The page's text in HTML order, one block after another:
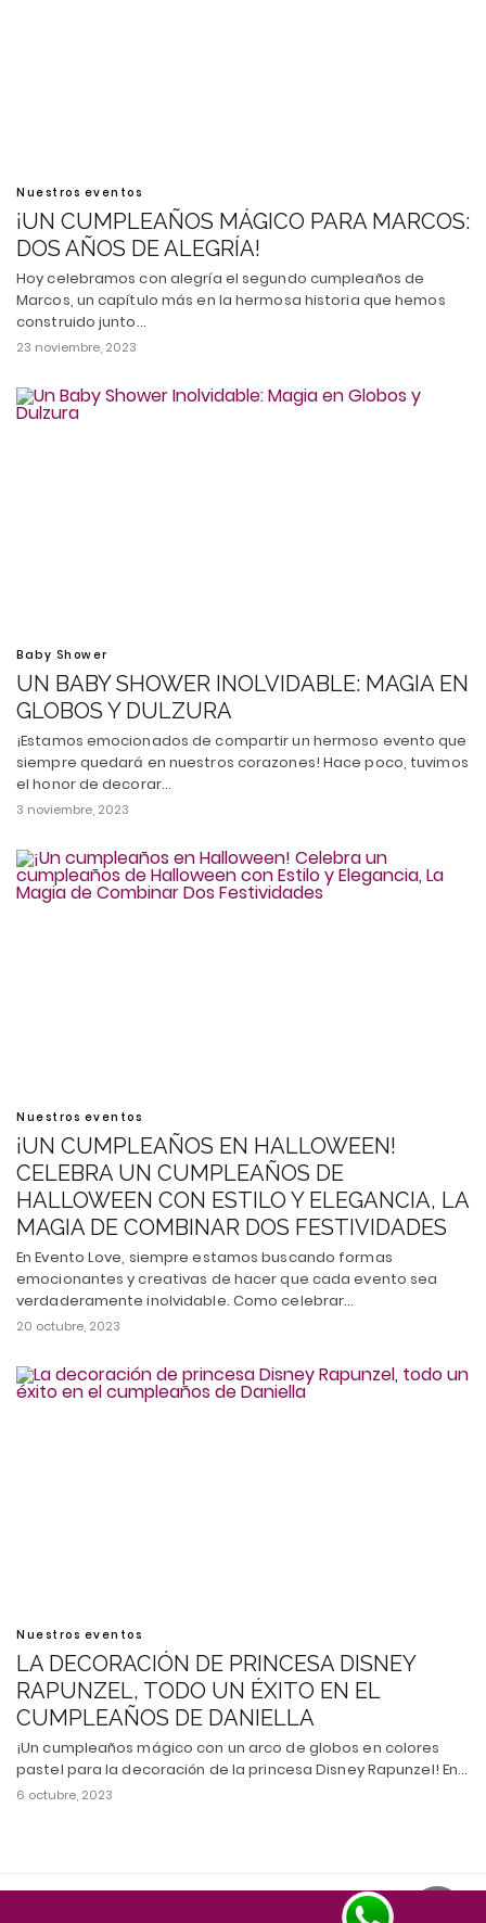
Nuestros eventos
¡UN CUMPLEAÑOS MÁGICO PARA MARCOS:
DOS AÑOS DE ALEGRÍA!
Hoy celebramos con alegría el segundo cumpleaños de
Marcos, un capítulo más en la hermosa historia que hemos
construido junto…
23 noviembre, 2023
Baby Shower
UN BABY SHOWER INOLVIDABLE: MAGIA EN
GLOBOS Y DULZURA
¡Estamos emocionados de compartir un hermoso evento que
siempre quedará en nuestros corazones! Hace poco, tuvimos
el honor de decorar…
3 noviembre, 2023
Nuestros eventos
¡UN CUMPLEAÑOS EN HALLOWEEN!
CELEBRA UN CUMPLEAÑOS DE
HALLOWEEN CON ESTILO Y ELEGANCIA, LA
MAGIA DE COMBINAR DOS FESTIVIDADES
En Evento Love, siempre estamos buscando formas
emocionantes y creativas de hacer que cada evento sea
verdaderamente inolvidable. Como celebrar…
20 octubre, 2023
Nuestros eventos
LA DECORACIÓN DE PRINCESA DISNEY
RAPUNZEL, TODO UN ÉXITO EN EL
CUMPLEAÑOS DE DANIELLA
¡Un cumpleaños mágico con un arco de globos en colores
pastel para la decoración de la princesa Disney Rapunzel! En…
6 octubre, 2023